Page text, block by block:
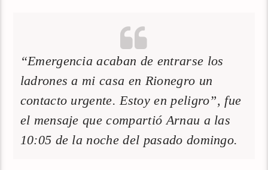
“Emergencia acaban de entrarse los
ladrones a mi casa en Rionegro un
contacto urgente. Estoy en peligro”, fue
el mensaje que compartió Arnau a las
10:05 de la noche del pasado domingo.